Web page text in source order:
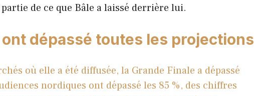
de ce que Bâle a laissé derrière lui.
dépassé toutes les projections
où elle a été diffusée, la Grande Finale a dépassé
nordiques ont dépassé les 85 %, des chiffres